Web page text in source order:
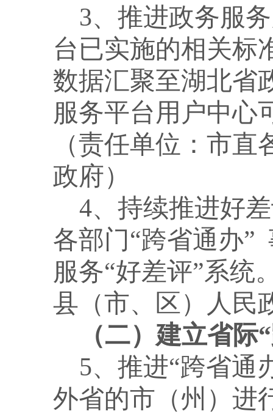
3、推进政务服
台已实施的相关标
数据汇聚至湖北省
服务平台用户中心
（责任单位：市
政府）
4、 持续推进好
各部门“跨省通办”
服务“好差评”系统
县（市、区）人民
（二）建立省际
5、推进“跨省通
外省的市（州）进